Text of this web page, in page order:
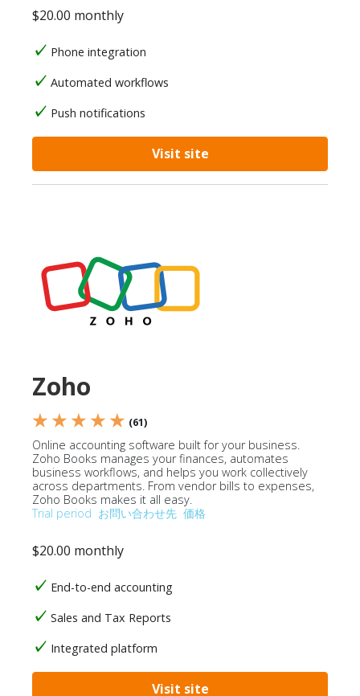
$20.00 monthly
Phone integration
Automated workflows
Push notifications
Visit site
Zoho
★ ★ ★ ★ ★ (61)
Online accounting software built for your business.
Zoho Books manages your finances, automates
business workflows, and helps you work collectively
across departments. From vendor bills to expenses,
Zoho Books makes it all easy.
Trial period お問い合わせ先 価格
$20.00 monthly
End-to-end accounting
Sales and Tax Reports
Integrated platform
Visit site